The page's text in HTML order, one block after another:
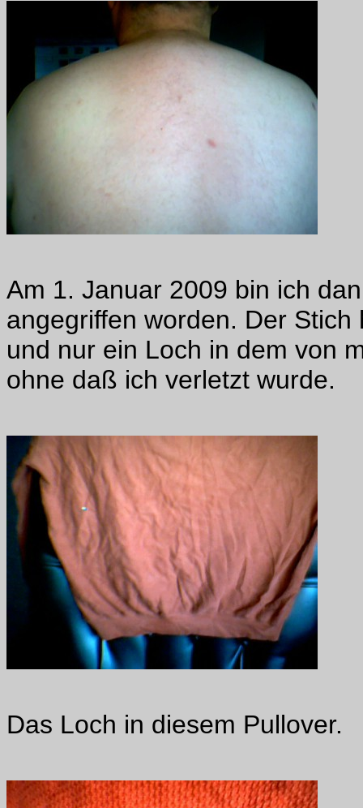
Am 1. Januar 2009 bin ich
angegriffen worden. Der
und nur ein Loch in dem von
ohne daß ich verletzt wurde.
Das Loch in diesem Pullover.